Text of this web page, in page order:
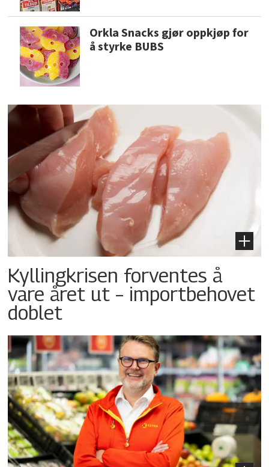
Orkla Snacks gjør oppkjøp for
å styrke BUBS
Kyllingkrisen forventes å
vare året ut – importbehovet
doblet